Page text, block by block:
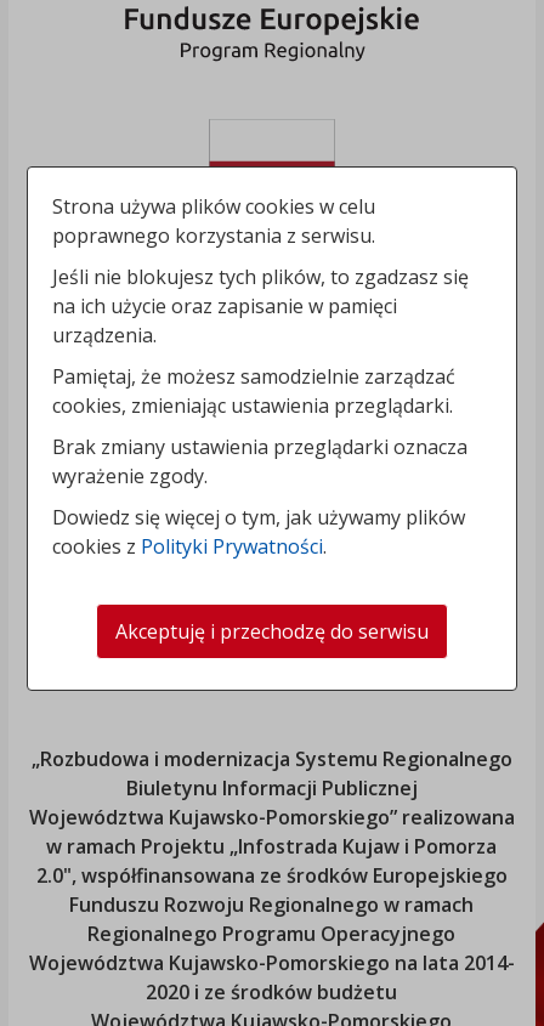
„Rozbudowa i modernizacja Systemu Regionalnego
Biuletynu Informacji Publicznej
Województwa Kujawsko-Pomorskiego” realizowana
w ramach Projektu „Infostrada Kujaw i Pomorza
2.0", współfinansowana ze środków Europejskiego
Funduszu Rozwoju Regionalnego w ramach
Regionalnego Programu Operacyjnego
Województwa Kujawsko-Pomorskiego na lata 2014-
2020 i ze środków budżetu
Strona używa plików cookies w celu
poprawnego korzystania z serwisu.
Jeśli nie blokujesz tych plików, to zgadzasz się
na ich użycie oraz zapisanie w pamięci
urządzenia.
Pamiętaj, że możesz samodzielnie zarządzać
cookies, zmieniając ustawienia przeglądarki.
Brak zmiany ustawienia przeglądarki oznacza
wyrażenie zgody.
Dowiedz się więcej o tym, jak używamy plików
cookies z Polityki Prywatności.
Akceptuję i przechodzę do serwisu